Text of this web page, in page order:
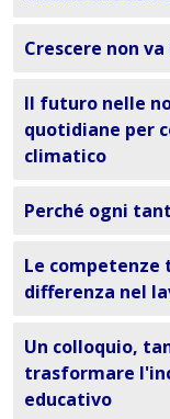
Crescere non
Il futuro nelle
quotidiane per
climatico
Perché ogni
Le competenze
differenza nel
Un colloquio,
trasformare
educativo